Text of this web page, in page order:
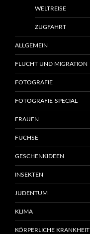
WELTREISE
ZUGFAHRT
ALLGEMEIN
FLUCHT UND MIGRATION
FOTOGRAFIE
FOTOGRAFIE-SPECIAL
FRAUEN
FÜCHSE
GESCHENKIDEEN
INSEKTEN
JUDENTUM
KLIMA
KÖRPERLICHE KRANKHEIT